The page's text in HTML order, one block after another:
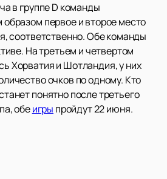
в группе D команды
первое и второе место
соответственно. Обе команды
На третьем и четвертом
Хорватия и Шотландия, у них
очков по одному. Кто
понятно после третьего
обеигры пройдут 22 июня.